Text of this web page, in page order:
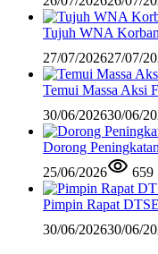
Tujuh WNA
27/07/202627/07/
Temui Massa Aksi
30/06/202630/06/
Dorong
25/06/2026
659
Pimpin Rapat
30/06/202630/06/